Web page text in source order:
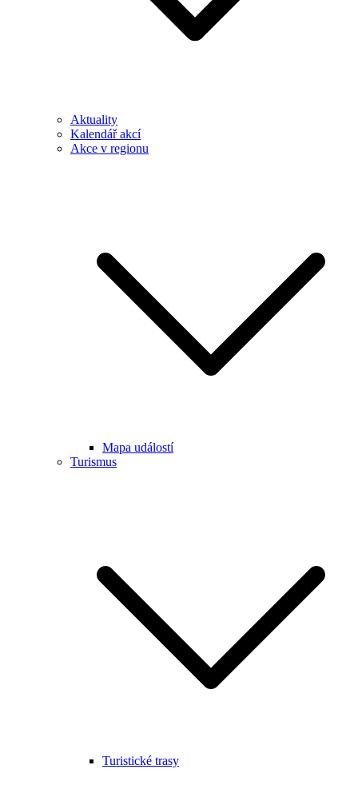
Aktuality
Kalendář akcí
Akce v regionu
Mapa událostí
Turismus
Turistické trasy